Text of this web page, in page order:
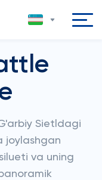
Sietldagi
joylashgan
va uning